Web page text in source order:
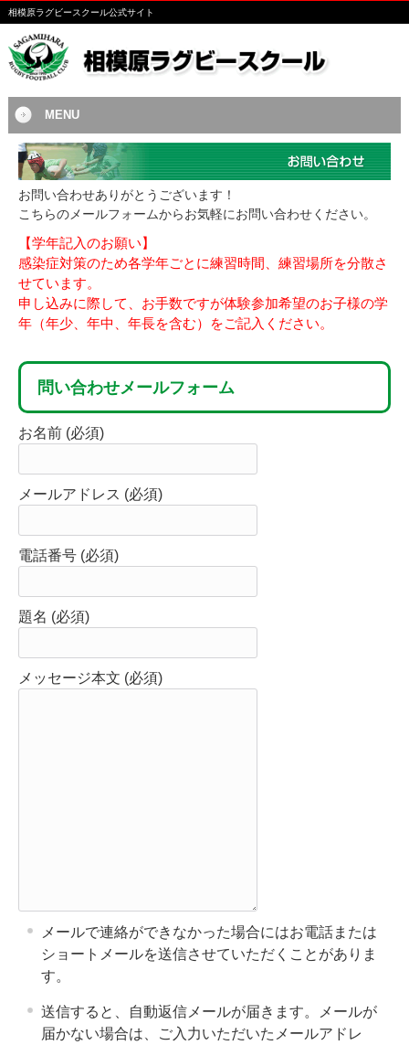
相模原ラグビースクール公式サイト
MENU
お問い合わせありがとうございます！
こちらのメールフォームからお気軽にお問い合わせください。
【学年記入のお願い】
感染症対策のため各学年ごとに練習時間、練習場所を分散さ
せています。
申し込みに際して、お手数ですが体験参加希望のお子様の学
年（年少、年中、年長を含む）をご記入ください。
問い合わせメールフォーム
お名前 (必須)
メールアドレス (必須)
電話番号 (必須)
題名 (必須)
メッセージ本文 (必須)
メールで連絡ができなかった場合にはお電話または
ショートメールを送信させていただくことがありま
す。
送信すると、自動返信メールが届きます。メールが
届かない場合は、ご入力いただいたメールアドレ